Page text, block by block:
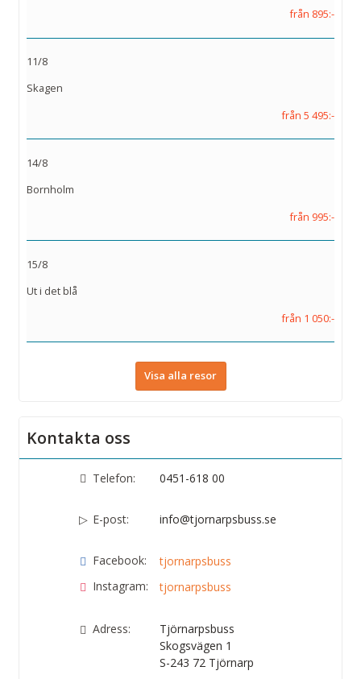
från 895:-
11/8
Skagen
från 5 495:-
14/8
Bornholm
från 995:-
15/8
Ut i det blå
från 1 050:-
Visa alla resor
Kontakta oss
Telefon: 0451-618 00
E-post: info@tjornarpsbuss.se
Facebook:
tjornarpsbuss
Instagram:
tjornarpsbuss
Adress:
Tjörnarpsbuss
Skogsvägen 1
S-243 72 Tjörnarp